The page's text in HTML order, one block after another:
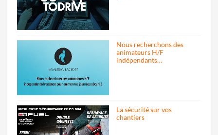
Nous recherchons des
animateurs H/F
indépendants…
La sécurité sur vos
chantiers